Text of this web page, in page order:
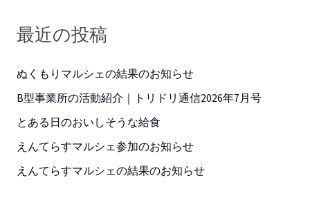
最近の投稿
ぬくもりマルシェの結果のお知らせ
B型事業所の活動紹介｜トリドリ通信2026年7月号
とある日のおいしそうな給食
えんてらすマルシェ参加のお知らせ
えんてらすマルシェの結果のお知らせ